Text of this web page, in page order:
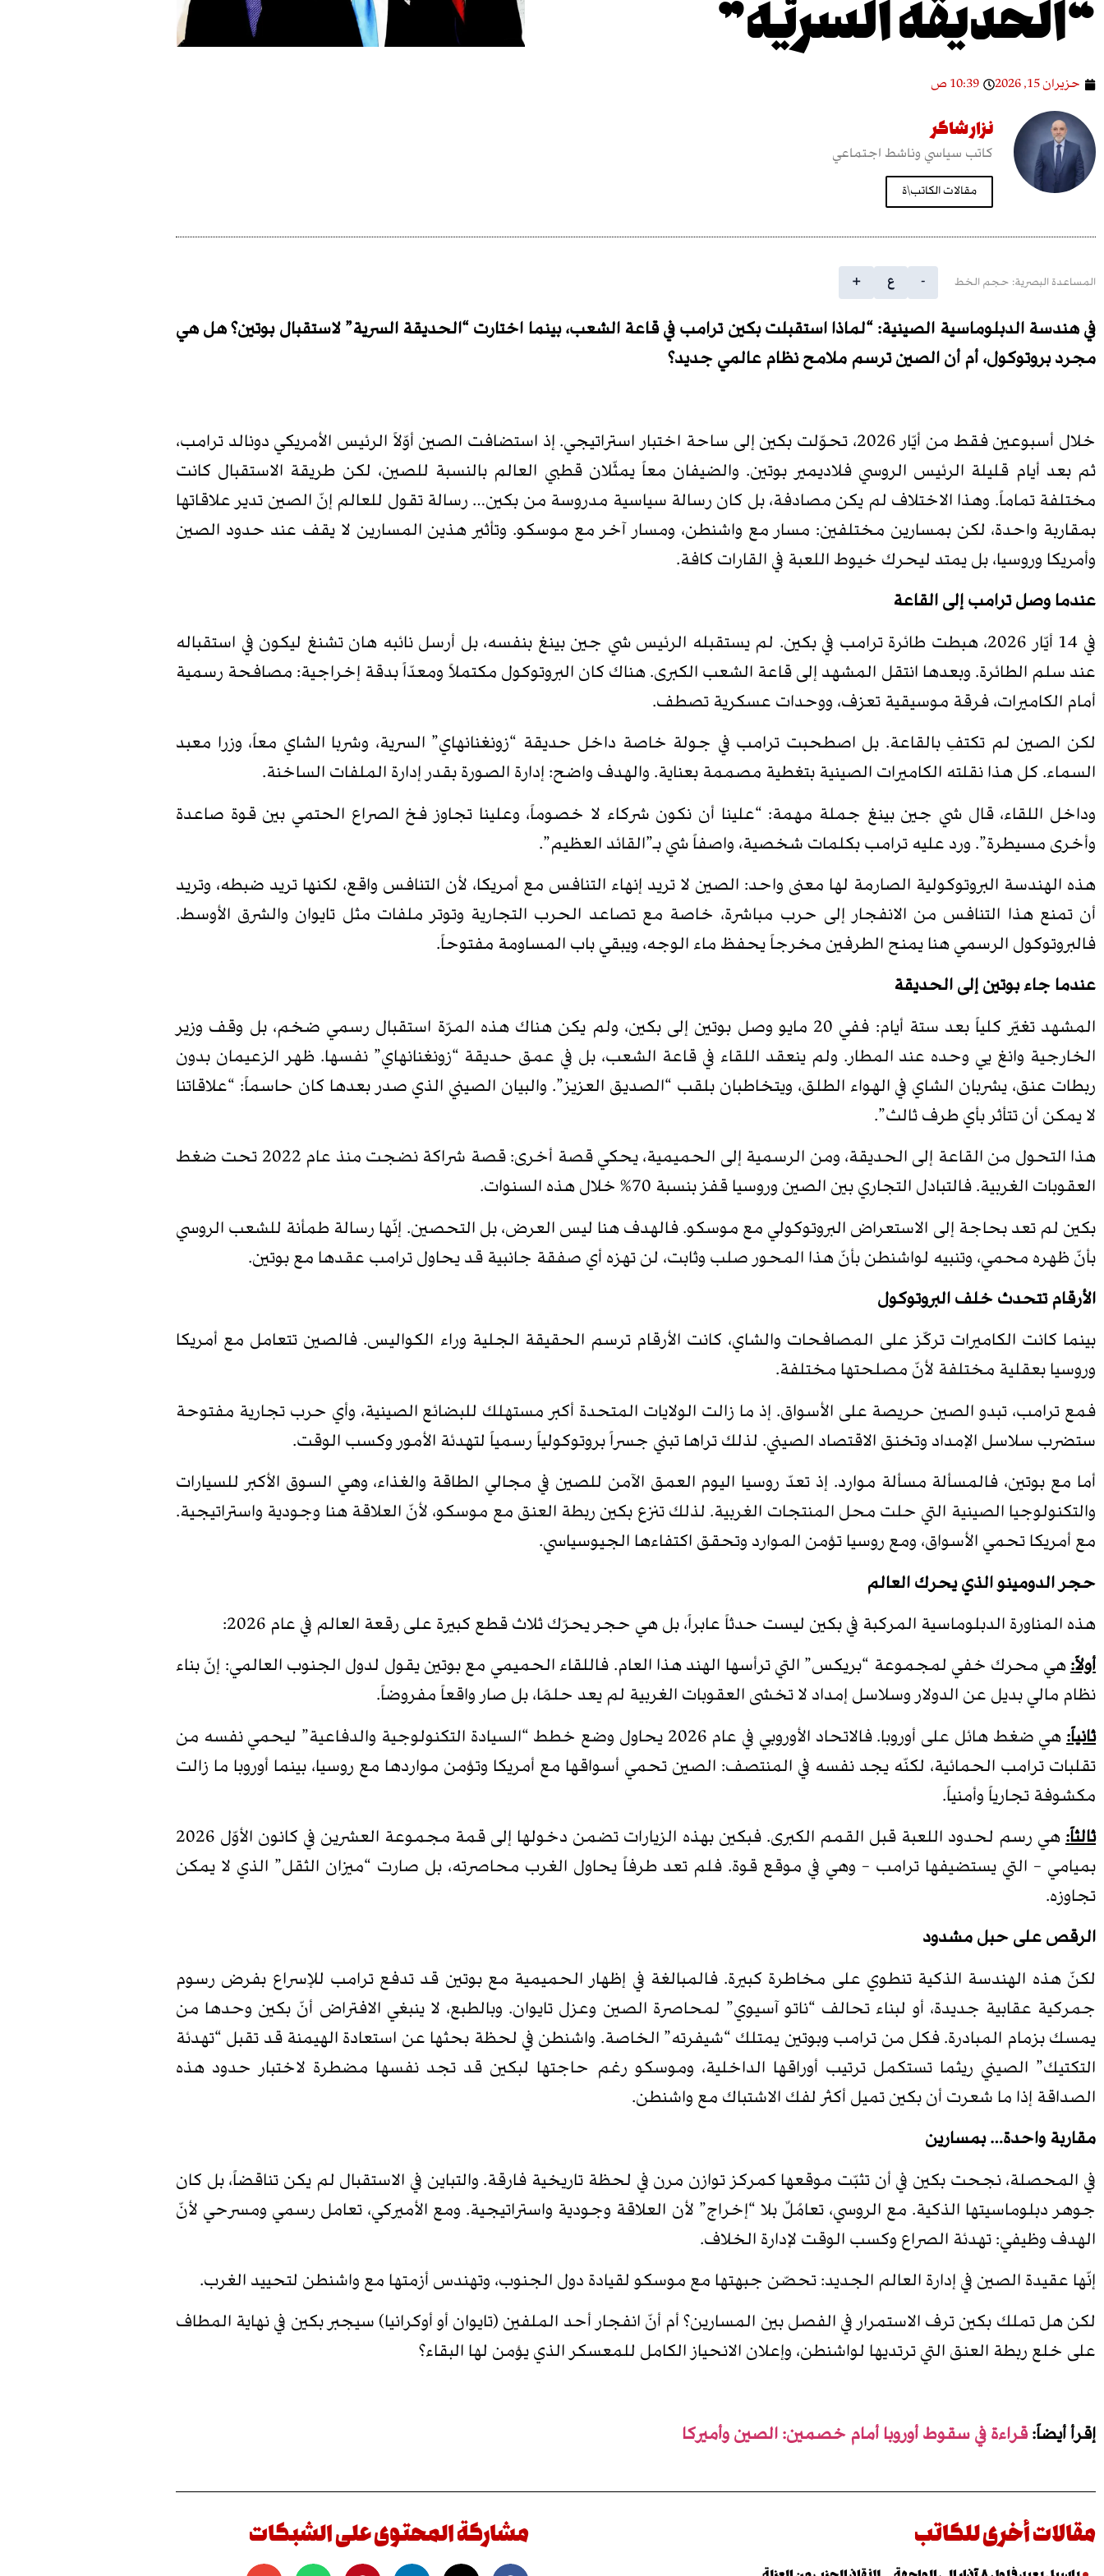
“الحديقة السريّة”
حزيران 15, 2026 10:39 ص
نزار شاكر
كاتب سياسي وناشط اجتماعي
مقالات الكاتب\ة
المساعدة البصرية: حجم الخط - ع +
في هندسة الدبلوماسية الصينية: “لماذا استقبلت بكين ترامب في قاعة الشعب، بينما اختارت “الحديقة السرية” لاستقبال بوتين؟ هل هي
مجرد بروتوكول، أم أن الصين ترسم ملامح نظام عالمي جديد؟
خلال أسبوعين فقط من أيّار 2026، تحوّلت بكين إلى ساحة اختبار استراتيجي. إذ استضافت الصين أوّلاً الرئيس الأمريكي دونالد ترامب،
ثم بعد أيام قليلة الرئيس الروسي فلاديمير بوتين. والضيفان معاً يمثّلان قطبي العالم بالنسبة للصين، لكن طريقة الاستقبال كانت
مختلفة تماماً. وهذا الاختلاف لم يكن مصادفة، بل كان رسالة سياسية مدروسة من بكين… رسالة تقول للعالم إنّ الصين تدير علاقاتها
بمقاربة واحدة، لكن بمسارين مختلفين: مسار مع واشنطن، ومسار آخر مع موسكو. وتأثير هذين المسارين لا يقف عند حدود الصين
وأمريكا وروسيا، بل يمتد ليحرك خيوط اللعبة في القارات كافة.
عندما وصل ترامب إلى القاعة
في 14 أيّار 2026، هبطت طائرة ترامب في بكين. لم يستقبله الرئيس شي جين بينغ بنفسه، بل أرسل نائبه هان تشنغ ليكون في استقباله
عند سلم الطائرة. وبعدها انتقل المشهد إلى قاعة الشعب الكبرى. هناك كان البروتوكول مكتملاً ومعدّاً بدقة إخراجية: مصافحة رسمية
أمام الكاميرات، فرقة موسيقية تعزف، ووحدات عسكرية تصطف.
لكن الصين لم تكتفِ بالقاعة. بل اصطحبت ترامب في جولة خاصة داخل حديقة “زونغنانهاي” السرية، وشربا الشاي معاً، وزرا معبد
السماء. كل هذا نقلته الكاميرات الصينية بتغطية مصممة بعناية. والهدف واضح: إدارة الصورة بقدر إدارة الملفات الساخنة.
وداخل اللقاء، قال شي جين بينغ جملة مهمة: “علينا أن نكون شركاء لا خصوماً، وعلينا تجاوز فخ الصراع الحتمي بين قوة صاعدة
وأخرى مسيطرة”. ورد عليه ترامب بكلمات شخصية، واصفاً شي بـ”القائد العظيم”.
هذه الهندسة البروتوكولية الصارمة لها معنى واحد: الصين لا تريد إنهاء التنافس مع أمريكا، لأن التنافس واقع، لكنها تريد ضبطه، وتريد
أن تمنع هذا التنافس من الانفجار إلى حرب مباشرة، خاصة مع تصاعد الحرب التجارية وتوتر ملفات مثل تايوان والشرق الأوسط.
فالبروتوكول الرسمي هنا يمنح الطرفين مخرجاً يحفظ ماء الوجه، ويبقي باب المساومة مفتوحاً.
عندما جاء بوتين إلى الحديقة
المشهد تغيّر كلياً بعد ستة أيام: ففي 20 مايو وصل بوتين إلى بكين، ولم يكن هناك هذه المرّة استقبال رسمي ضخم، بل وقف وزير
الخارجية وانغ يي وحده عند المطار. ولم ينعقد اللقاء في قاعة الشعب، بل في عمق حديقة “زونغنانهاي” نفسها. ظهر الزعيمان بدون
ربطات عنق، يشربان الشاي في الهواء الطلق، ويتخاطبان بلقب “الصديق العزيز”. والبيان الصيني الذي صدر بعدها كان حاسماً: “علاقاتنا
لا يمكن أن تتأثر بأي طرف ثالث”.
هذا التحول من القاعة إلى الحديقة، ومن الرسمية إلى الحميمية، يحكي قصة أخرى: قصة شراكة نضجت منذ عام 2022 تحت ضغط
العقوبات الغربية. فالتبادل التجاري بين الصين وروسيا قفز بنسبة 70% خلال هذه السنوات.
بكين لم تعد بحاجة إلى الاستعراض البروتوكولي مع موسكو. فالهدف هنا ليس العرض، بل التحصين. إنّها رسالة طمأنة للشعب الروسي
بأنّ ظهره محمي، وتنبيه لواشنطن بأنّ هذا المحور صلب وثابت، لن تهزه أي صفقة جانبية قد يحاول ترامب عقدها مع بوتين.
الأرقام تتحدث خلف البروتوكول
بينما كانت الكاميرات تركّز على المصافحات والشاي، كانت الأرقام ترسم الحقيقة الجلية وراء الكواليس. فالصين تتعامل مع أمريكا
وروسيا بعقلية مختلفة لأنّ مصلحتها مختلفة.
فمع ترامب، تبدو الصين حريصة على الأسواق. إذ ما زالت الولايات المتحدة أكبر مستهلك للبضائع الصينية، وأي حرب تجارية مفتوحة
ستضرب سلاسل الإمداد وتخنق الاقتصاد الصيني. لذلك تراها تبني جسراً بروتوكولياً رسمياً لتهدئة الأمور وكسب الوقت.
أما مع بوتين، فالمسألة مسألة موارد. إذ تعدّ روسيا اليوم العمق الآمن للصين في مجالي الطاقة والغذاء، وهي السوق الأكبر للسيارات
والتكنولوجيا الصينية التي حلت محل المنتجات الغربية. لذلك تنزع بكين ربطة العنق مع موسكو، لأنّ العلاقة هنا وجودية واستراتيجية.
مع أمريكا تحمي الأسواق، ومع روسيا تؤمن الموارد وتحقق اكتفاءها الجيوسياسي.
حجر الدومينو الذي يحرك العالم
هذه المناورة الدبلوماسية المركبة في بكين ليست حدثاً عابراً، بل هي حجر يحرّك ثلاث قطع كبيرة على رقعة العالم في عام 2026:
أولاً:هي محرك خفي لمجموعة “بريكس” التي ترأسها الهند هذا العام. فاللقاء الحميمي مع بوتين يقول لدول الجنوب العالمي: إنّ بناء
نظام مالي بديل عن الدولار وسلاسل إمداد لا تخشى العقوبات الغربية لم يعد حلمًا، بل صار واقعاً مفروضاً.
ثانياً:
هي ضغط هائل على أوروبا. فالاتحاد الأوروبي في عام 2026 يحاول وضع خطط “السيادة التكنولوجية والدفاعية” ليحمي نفسه من
تقلبات ترامب الحمائية، لكنّه يجد نفسه في المنتصف: الصين تحمي أسواقها مع أمريكا وتؤمن مواردها مع روسيا، بينما أوروبا ما زالت
مكشوفة تجارياً وأمنياً.
ثالثاً:
هي رسم لحدود اللعبة قبل القمم الكبرى. فبكين بهذه الزيارات تضمن دخولها إلى قمة مجموعة العشرين في كانون الأوّل 2026
بميامي – التي يستضيفها ترامب – وهي في موقع قوة. فلم تعد طرفاً يحاول الغرب محاصرته، بل صارت “ميزان الثقل” الذي لا يمكن
تجاوزه.
الرقص على حبل مشدود
لكنّ هذه الهندسة الذكية تنطوي على مخاطرة كبيرة. فالمبالغة في إظهار الحميمية مع بوتين قد تدفع ترامب للإسراع بفرض رسوم
جمركية عقابية جديدة، أو لبناء تحالف “ناتو آسيوي” لمحاصرة الصين وعزل تايوان. وبالطبع، لا ينبغي الافتراض أنّ بكين وحدها من
يمسك بزمام المبادرة. فكل من ترامب وبوتين يمتلك “شيفرته” الخاصة. واشنطن في لحظة بحثها عن استعادة الهيمنة قد تقبل “تهدئة
التكتيك” الصيني ريثما تستكمل ترتيب أوراقها الداخلية، وموسكو رغم حاجتها لبكين قد تجد نفسها مضطرة لاختبار حدود هذه
الصداقة إذا ما شعرت أن بكين تميل أكثر لفك الاشتباك مع واشنطن.
مقاربة واحدة… بمسارين
في المحصلة، نجحت بكين في أن تثبّت موقعها كمركز توازن مرن في لحظة تاريخية فارقة. والتباين في الاستقبال لم يكن تناقضاً، بل كان
جوهر دبلوماسيتها الذكية. مع الروسي، تعامُلٌ بلا “إخراج” لأن العلاقة وجودية واستراتيجية. ومع الأميركي، تعامل رسمي ومسرحي لأنّ
الهدف وظيفي: تهدئة الصراع وكسب الوقت لإدارة الخلاف.
إنّها عقيدة الصين في إدارة العالم الجديد: تحصّن جبهتها مع موسكو لقيادة دول الجنوب، وتهندس أزمتها مع واشنطن لتحييد الغرب.
لكن هل تملك بكين ترف الاستمرار في الفصل بين المسارين؟ أم أنّ انفجار أحد الملفين (تايوان أو أوكرانيا) سيجبر بكين في نهاية المطاف
على خلع ربطة العنق التي ترتديها لواشنطن، وإعلان الانحياز الكامل للمعسكر الذي يؤمن لها البقاء؟
إقرأ أيضاً:قراءة في سقوط أوروبا أمام خصمين: الصين وأميركا
مقالات أخرى للكاتب مشاركة المحتوى على الشبكات